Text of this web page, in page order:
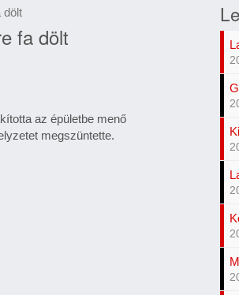
dölt
fa dölt
az épületbe menő
megszüntette.